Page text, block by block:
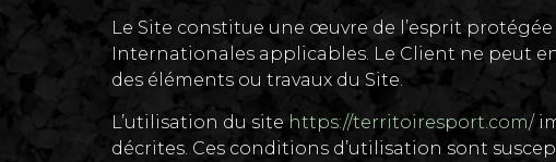
Le Site constitue une œuvre de l’esprit
Internationales applicables. Le Client ne peut
des éléments ou travaux du Site.
L’utilisation du site https://territoiresport.com/
décrites. Ces conditions d’utilisation sont